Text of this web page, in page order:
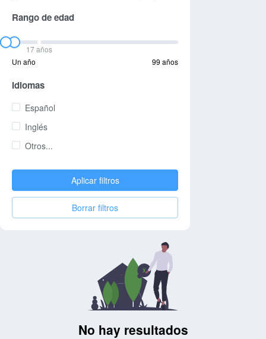
Rango de edad
17 años
Un año
99 años
Idiomas
Español
Inglés
Otros...
Aplicar filtros
Borrar filtros
No hay resultados